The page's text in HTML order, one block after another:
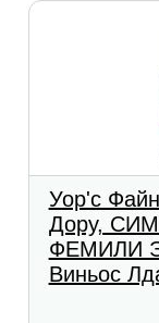
Уор'с
Дору,
ФЕМИЛИ
Виньос